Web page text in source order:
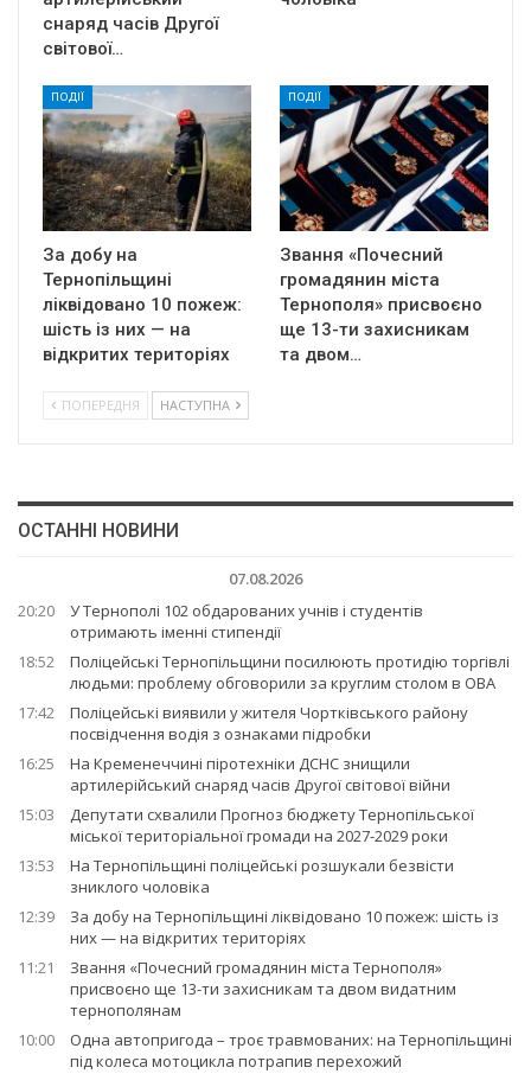
снаряд часів Другої
світової…
ПОДІЇ
За добу на
Тернопільщині
ліквідовано 10 пожеж:
шість із них — на
відкритих територіях
ПОДІЇ
Звання «Почесний
громадянин міста
Тернополя» присвоєно
ще 13-ти захисникам
та двом…
ПОПЕРЕДНЯ НАСТУПНА
ОСТАННІ НОВИНИ
07.08.2026
20:20
У Тернополі 102 обдарованих учнів і студентів
отримають іменні стипендії
18:52
Поліцейські Тернопільщини посилюють протидію торгівлі
людьми: проблему обговорили за круглим столом в ОВА
17:42
Поліцейські виявили у жителя Чортківського району
посвідчення водія з ознаками підробки
16:25
На Кременеччині піротехніки ДСНС знищили
артилерійський снаряд часів Другої світової війни
15:03
Депутати схвалили Прогноз бюджету Тернопільської
міської територіальної громади на 2027-2029 роки
13:53
На Тернопільщині поліцейські розшукали безвісти
зниклого чоловіка
12:39
За добу на Тернопільщині ліквідовано 10 пожеж: шість із
них — на відкритих територіях
11:21
Звання «Почесний громадянин міста Тернополя»
присвоєно ще 13-ти захисникам та двом видатним
тернополянам
10:00
Одна автопригода – троє травмованих: на Тернопільщині
під колеса мотоцикла потрапив перехожий